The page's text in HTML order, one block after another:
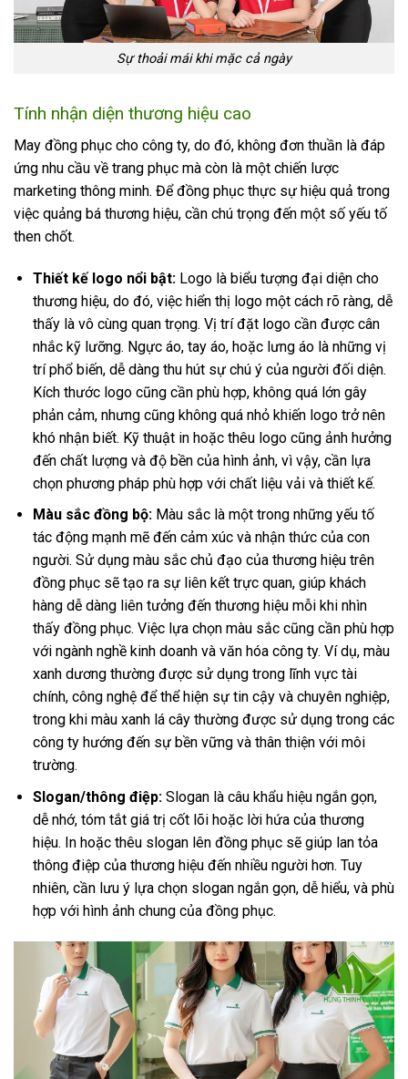
Sự thoải mái khi mặc cả ngày
Tính nhận diện thương hiệu cao
May đồng phục cho công ty, do đó, không đơn thuần là đáp
ứng nhu cầu về trang phục mà còn là một chiến lược
marketing thông minh. Để đồng phục thực sự hiệu quả trong
việc quảng bá thương hiệu, cần chú trọng đến một số yếu tố
then chốt.
Thiết kế logo nổi bật: Logo là biểu tượng đại diện cho
thương hiệu, do đó, việc hiển thị logo một cách rõ ràng, dễ
thấy là vô cùng quan trọng. Vị trí đặt logo cần được cân
nhắc kỹ lưỡng. Ngực áo, tay áo, hoặc lưng áo là những vị
trí phổ biến, dễ dàng thu hút sự chú ý của người đối diện.
Kích thước logo cũng cần phù hợp, không quá lớn gây
phản cảm, nhưng cũng không quá nhỏ khiến logo trở nên
khó nhận biết. Kỹ thuật in hoặc thêu logo cũng ảnh hưởng
đến chất lượng và độ bền của hình ảnh, vì vậy, cần lựa
chọn phương pháp phù hợp với chất liệu vải và thiết kế.
Màu sắc đồng bộ: Màu sắc là một trong những yếu tố
tác động mạnh mẽ đến cảm xúc và nhận thức của con
người. Sử dụng màu sắc chủ đạo của thương hiệu trên
đồng phục sẽ tạo ra sự liên kết trực quan, giúp khách
hàng dễ dàng liên tưởng đến thương hiệu mỗi khi nhìn
thấy đồng phục. Việc lựa chọn màu sắc cũng cần phù hợp
với ngành nghề kinh doanh và văn hóa công ty. Ví dụ, màu
xanh dương thường được sử dụng trong lĩnh vực tài
chính, công nghệ để thể hiện sự tin cậy và chuyên nghiệp,
trong khi màu xanh lá cây thường được sử dụng trong các
công ty hướng đến sự bền vững và thân thiện với môi
trường.
Slogan/thông điệp: Slogan là câu khẩu hiệu ngắn gọn,
dễ nhớ, tóm tắt giá trị cốt lõi hoặc lời hứa của thương
hiệu. In hoặc thêu slogan lên đồng phục sẽ giúp lan tỏa
thông điệp của thương hiệu đến nhiều người hơn. Tuy
nhiên, cần lưu ý lựa chọn slogan ngắn gọn, dễ hiểu, và phù
hợp với hình ảnh chung của đồng phục.